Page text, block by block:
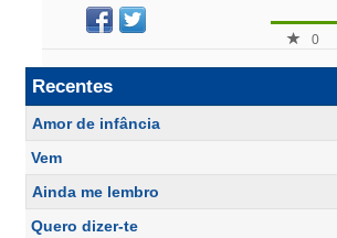
0
Recentes
Amor de infância
Vem
Ainda me lembro
Quero dizer-te